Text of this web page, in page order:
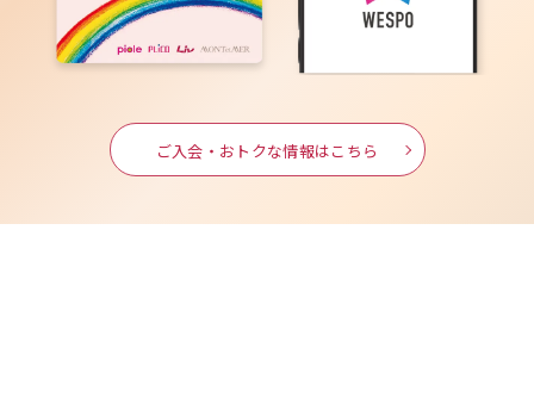
ご入会・おトクな情報はこちら